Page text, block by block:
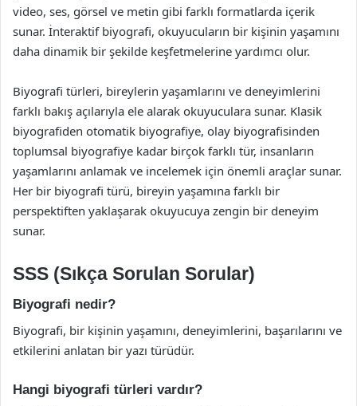
video, ses, görsel ve metin gibi farklı formatlarda içerik
sunar. İnteraktif biyografi, okuyucuların bir kişinin yaşamını
daha dinamik bir şekilde keşfetmelerine yardımcı olur.
Biyografi türleri, bireylerin yaşamlarını ve deneyimlerini
farklı bakış açılarıyla ele alarak okuyuculara sunar. Klasik
biyografiden otomatik biyografiye, olay biyografisinden
toplumsal biyografiye kadar birçok farklı tür, insanların
yaşamlarını anlamak ve incelemek için önemli araçlar sunar.
Her bir biyografi türü, bireyin yaşamına farklı bir
perspektiften yaklaşarak okuyucuya zengin bir deneyim
sunar.
SSS (Sıkça Sorulan Sorular)
Biyografi nedir?
Biyografi, bir kişinin yaşamını, deneyimlerini, başarılarını ve
etkilerini anlatan bir yazı türüdür.
Hangi biyografi türleri vardır?